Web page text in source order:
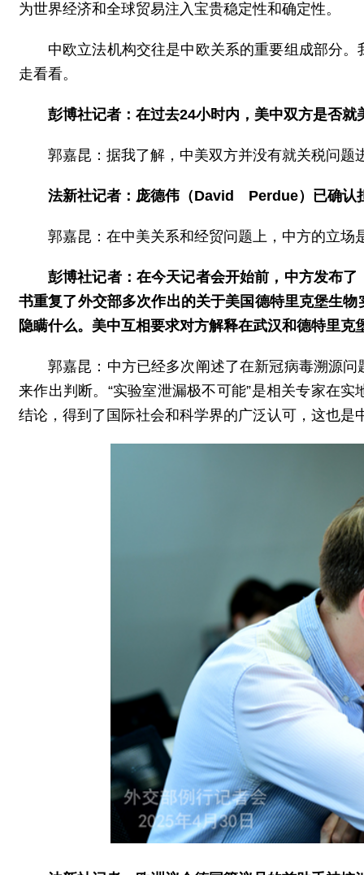
为世界经济和全球贸易注入宝贵稳定性和确定性。
中欧立法机构交往是中欧关系的重要组成部分
走看看。
彭博社记者：在过去24小时内，美中双方是否就
郭嘉昆：据我了解，中美双方并没有就关税问题
法新社记者：庞德伟（David Perdue）已确认
郭嘉昆：在中美关系和经贸问题上，中方的立场
彭博社记者：在今天记者会开始前，中方发布
书重复了外交部多次作出的关于美国德特里克堡生
隐瞒什么。美中互相要求对方解释在武汉和德特里克
郭嘉昆：中方已经多次阐述了在新冠病毒溯源
来作出判断。“实验室泄漏极不可能”是相关专家在
结论，得到了国际社会和科学界的广泛认可，这也是